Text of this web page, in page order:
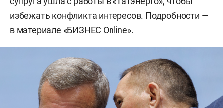
избежать конфликта интересов. Подробности —
в материале «БИЗНЕС Online».